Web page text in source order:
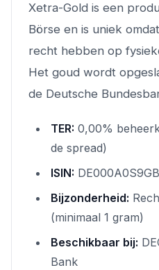
Xetra-Gold is een
Börse en is uniek
recht hebben op
Het goud wordt
de Deutsche
TER: 0,00%
de spread)
ISIN:
Bijzonderheid:
(minimaal 1 gram)
Beschikbaar bij:
Bank